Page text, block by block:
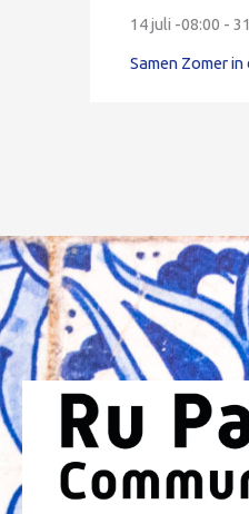
14 juli -08:00 -
Samen Zomer